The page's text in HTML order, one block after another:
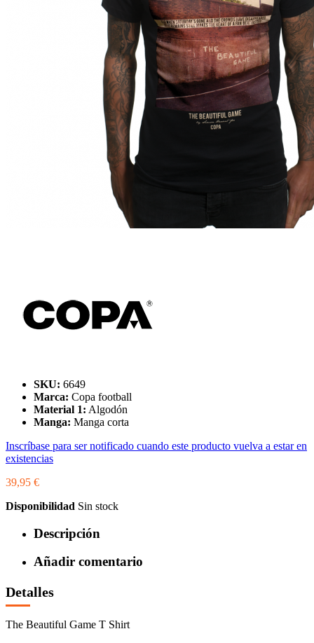
SKU: 6649
Marca: Copa football
Material 1: Algodón
Manga: Manga corta
Inscríbase para ser notificado cuando este producto vuelva a estar en
existencias
39,95 €
Disponibilidad Sin stock
Descripción
Añadir comentario
Detalles
The Beautiful Game T Shirt